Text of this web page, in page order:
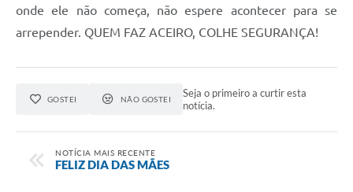
onde ele não começa, não espere acontecer para se
arrepender. QUEM FAZ ACEIRO, COLHE SEGURANÇA!
GOSTEI NÃO GOSTEI
Seja o primeiro a curtir esta
notícia.
NOTÍCIA MAIS RECENTE
FELIZ DIA DAS MÃES